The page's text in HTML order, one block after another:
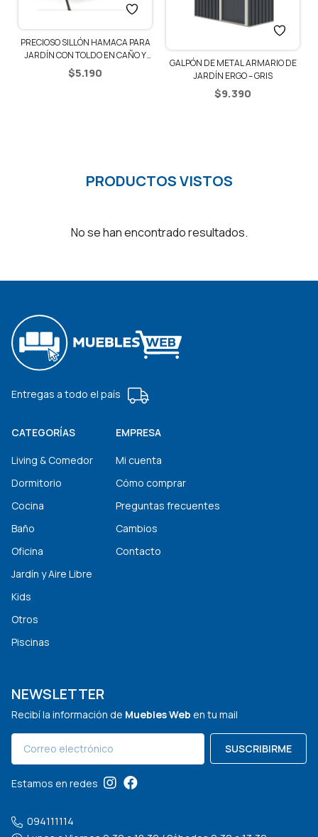
PRECIOSO SILLÓN HAMACA PARA
JARDÍN CON TOLDO EN CAÑO Y
LONA – BEIGE
$5.190
GALPÓN DE METAL ARMARIO DE
JARDÍN ERGO – GRIS
$9.390
PRODUCTOS VISTOS
No se han encontrado resultados.
Entregas a todo el país
CATEGORÍAS
Living & Comedor
Dormitorio
Cocina
Baño
Oficina
Jardín y Aire Libre
Kids
Otros
Piscinas
EMPRESA
Mi cuenta
Cómo comprar
Preguntas frecuentes
Cambios
Contacto
NEWSLETTER
Recibí la información de Muebles Web en tu mail
SUSCRIBIRME
Estamos en redes
094111114